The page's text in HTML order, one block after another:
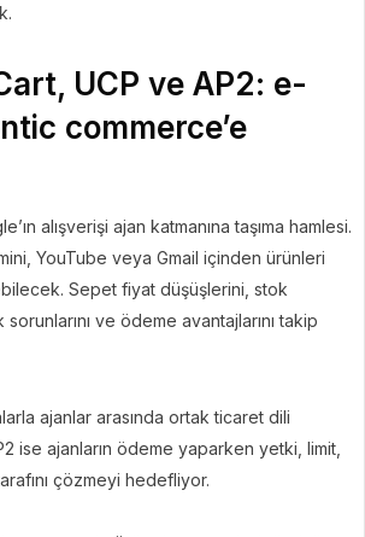
UCP ve AP2: e-
commerce’e
alışverişi ajan katmanına taşıma hamlesi.
YouTube veya Gmail içinden ürünleri
Sepet fiyat düşüşlerini, stok
ve ödeme avantajlarını takip
ajanlar arasında ortak ticaret dili
ise ajanların ödeme yaparken yetki, limit,
çözmeyi hedefliyor.